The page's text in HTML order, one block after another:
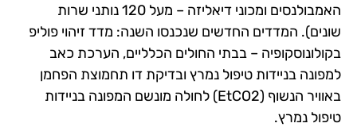
האמבולנסים ומכוני דיאליזה – מעל 120 נותני שרות
שונים). המדדים החדשים שנכנסו השנה: מדד זיהוי פוליפ
בקולונוסקופיה – בבתי החולים הכלליים, הערכת כאב
למפונה בניידות טיפול נמרץ ובדיקת דו תחמוצת הפחמן
באוויר הנשוף (EtCO2) לחולה מונשם המפונה בניידות
טיפול נמרץ.